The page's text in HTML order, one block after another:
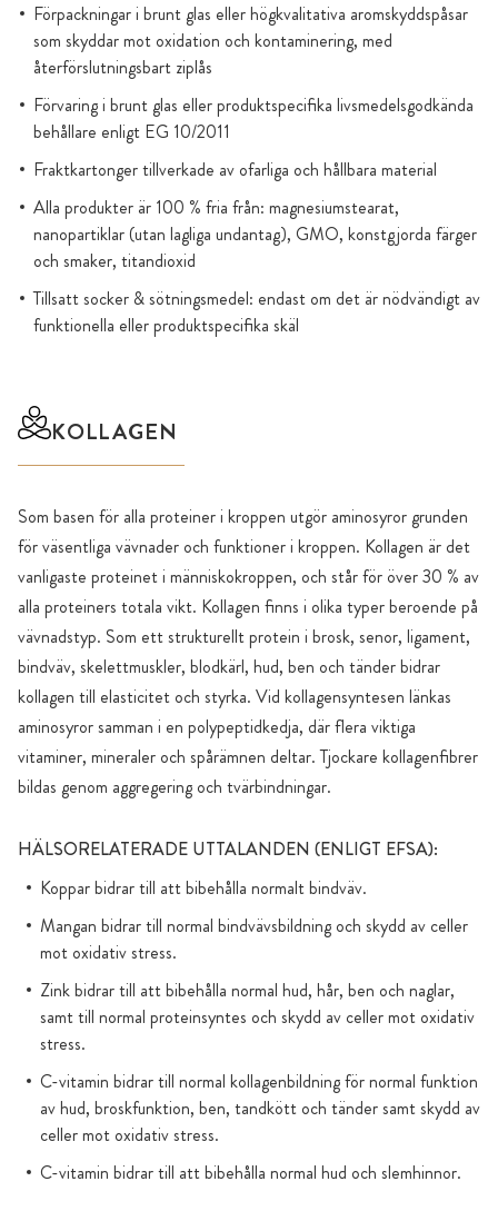
Förpackningar i brunt glas eller högkvalitativa aromskyddspåsar
som skyddar mot oxidation och kontaminering, med
återförslutningsbart ziplås
Förvaring i brunt glas eller produktspecifika livsmedelsgodkända
behållare enligt EG 10/2011
Fraktkartonger tillverkade av ofarliga och hållbara material
Alla produkter är 100 % fria från: magnesiumstearat,
nanopartiklar (utan lagliga undantag), GMO, konstgjorda färger
och smaker, titandioxid
Tillsatt socker & sötningsmedel: endast om det är nödvändigt av
funktionella eller produktspecifika skäl
KOLLAGEN
Som basen för alla proteiner i kroppen utgör aminosyror grunden
för väsentliga vävnader och funktioner i kroppen. Kollagen är det
vanligaste proteinet i människokroppen, och står för över 30 % av
alla proteiners totala vikt. Kollagen finns i olika typer beroende på
vävnadstyp. Som ett strukturellt protein i brosk, senor, ligament,
bindväv, skelettmuskler, blodkärl, hud, ben och tänder bidrar
kollagen till elasticitet och styrka. Vid kollagensyntesen länkas
aminosyror samman i en polypeptidkedja, där flera viktiga
vitaminer, mineraler och spårämnen deltar. Tjockare kollagenfibrer
bildas genom aggregering och tvärbindningar.
HÄLSORELATERADE UTTALANDEN (ENLIGT EFSA):
Koppar bidrar till att bibehålla normalt bindväv.
Mangan bidrar till normal bindvävsbildning och skydd av celler
mot oxidativ stress.
Zink bidrar till att bibehålla normal hud, hår, ben och naglar,
samt till normal proteinsyntes och skydd av celler mot oxidativ
stress.
C-vitamin bidrar till normal kollagenbildning för normal funktion
av hud, broskfunktion, ben, tandkött och tänder samt skydd av
celler mot oxidativ stress.
C-vitamin bidrar till att bibehålla normal hud och slemhinnor.